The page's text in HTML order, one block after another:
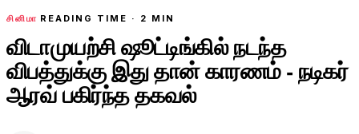
சினிமா READING TIME · 2 MIN
விடாமுயற்சி ஷூட்டிங்கில் நடந்த
விபத்துக்கு இது தான் காரணம் - நடிகர்
ஆரவ் பகிர்ந்த தகவல்